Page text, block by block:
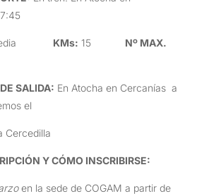
KMs: 15 Nº MAX.
SALIDA: En Atocha en Cercanías a
el
Cercedilla
Y CÓMO INSCRIBIRSE:
en la sede de COGAM a partir de